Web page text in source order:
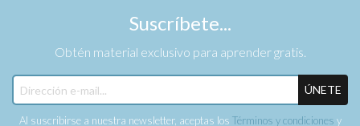
Suscríbete...
Obtén material exclusivo para aprender gratis.
ÚNETE
Al suscribirse a nuestra newsletter, aceptas los Términos y condiciones y